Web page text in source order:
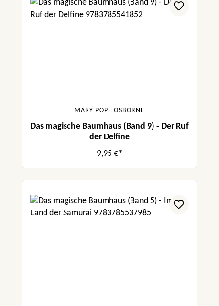
MARY POPE OSBORNE
Das magische Baumhaus (Band 9) - Der Ruf
der Delfine
9,95 €*